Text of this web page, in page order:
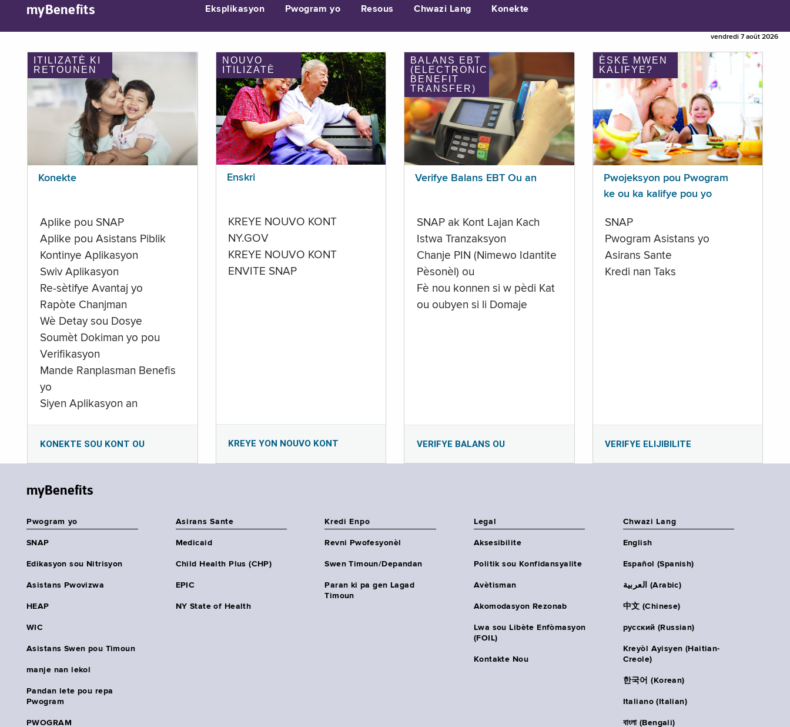
myBenefits Eksplikasyon Pwogram yo Resous Chwazi Lang Konekte
vendredi 7 août 2026
ITILIZATÈ KI
RETOUNEN
Konekte
Aplike pou SNAP
Aplike pou Asistans Piblik
Kontinye Aplikasyon
Swiv Aplikasyon
Re-sètifye Avantaj yo
Rapòte Chanjman
Wè Detay sou Dosye
Soumèt Dokiman yo pou
Verifikasyon
Mande Ranplasman Benefis
yo
Siyen Aplikasyon an
KONEKTE SOU KONT OU
NOUVO
ITILIZATÈ
Enskri
KREYE NOUVO KONT
NY.GOV
KREYE NOUVO KONT
ENVITE SNAP
KREYE YON NOUVO KONT
BALANS EBT
(ELECTRONIC
BENEFIT
TRANSFER)
Verifye Balans EBT Ou an
SNAP ak Kont Lajan Kach
Istwa Tranzaksyon
Chanje PIN (Nimewo Idantite
Pèsonèl) ou
Fè nou konnen si w pèdi Kat
ou oubyen si li Domaje
VERIFYE BALANS OU
ÈSKE MWEN
KALIFYE?
Pwojeksyon pou Pwogram
ke ou ka kalifye pou yo
SNAP
Pwogram Asistans yo
Asirans Sante
Kredi nan Taks
VERIFYE ELIJIBILITE
myBenefits
Pwogram yo
SNAP
Edikasyon sou Nitrisyon
Asistans Pwovizwa
HEAP
WIC
Asistans Swen pou Timoun
manje nan lekol
Pandan lete pou repa
Pwogram
PWOGRAM
Asirans Sante
Medicaid
Child Health Plus (CHP)
EPIC
NY State of Health
Kredi Enpo
Revni Pwofesyonèl
Swen Timoun/Depandan
Paran ki pa gen Lagad
Timoun
Legal
Aksesibilite
Politik sou Konfidansyalite
Avètisman
Akomodasyon Rezonab
Lwa sou Libète Enfòmasyon
(FOIL)
Kontakte Nou
Chwazi Lang
English
Español (Spanish)
العربية (Arabic)
中文 (Chinese)
русский (Russian)
Kreyòl Ayisyen (Haitian-
Creole)
한국어 (Korean)
Italiano (Italian)
বাংলা (Bengali)